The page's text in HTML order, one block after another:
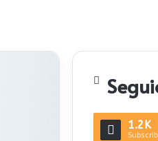
1.2K